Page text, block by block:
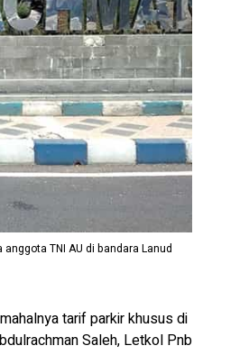
TNI AU di bandara Lanud
tarif parkir khusus di
Saleh, Letkol Pnb